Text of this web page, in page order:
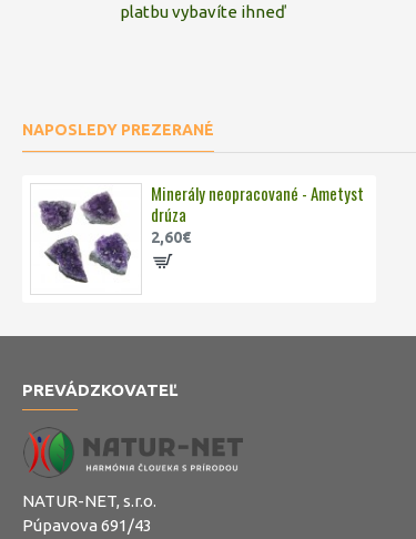
platbu vybavíte ihneď
NAPOSLEDY PREZERANÉ
Minerály neopracované - Ametyst
drúza
2,60€
PREVÁDZKOVATEĽ
NATUR-NET, s.r.o.
Púpavova 691/43